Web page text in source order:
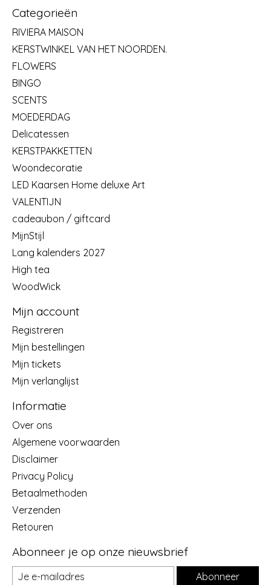
Categorieën
RIVIERA MAISON
KERSTWINKEL VAN HET NOORDEN.
FLOWERS
BINGO
SCENTS
MOEDERDAG
Delicatessen
KERSTPAKKETTEN
Woondecoratie
LED Kaarsen Home deluxe Art
VALENTIJN
cadeaubon / giftcard
MijnStijl
Lang kalenders 2027
High tea
WoodWick
Mijn account
Registreren
Mijn bestellingen
Mijn tickets
Mijn verlanglijst
Informatie
Over ons
Algemene voorwaarden
Disclaimer
Privacy Policy
Betaalmethoden
Verzenden
Retouren
Abonneer je op onze nieuwsbrief
Abonneer